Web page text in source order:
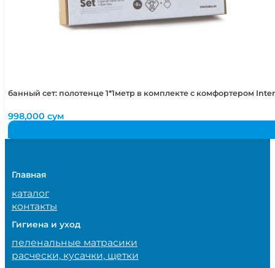
банный сет: полотенце 1*1метр в комплекте с комфортером
998,000сум
Главная
каталог
контакты
Гигиена и уход
пеленальные матрасики
расчески, кусачки, щетки